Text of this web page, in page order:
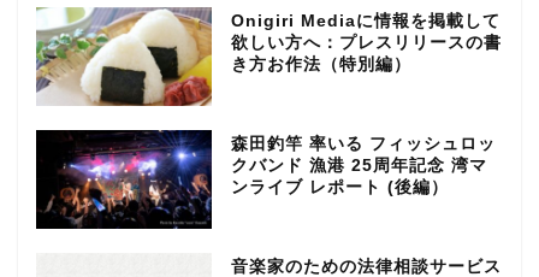
Onigiri Mediaに情報を掲載して
欲しい方へ：プレスリリースの書
き方お作法（特別編）
森田釣竿 率いる フィッシュロッ
クバンド 漁港 25周年記念 湾マ
ンライブ レポート (後編）
音楽家のための法律相談サービス